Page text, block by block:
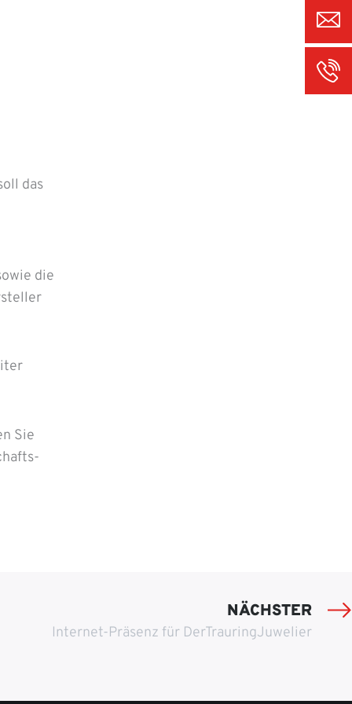
das
die
Sie
NÄCHSTER
Internet-Präsenz für DerTrauringJuwelier